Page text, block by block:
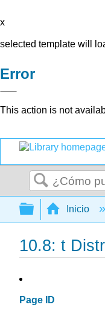
x
selected template will
Error
This action is not
Buscar
Inicio
10.8: t
Page ID